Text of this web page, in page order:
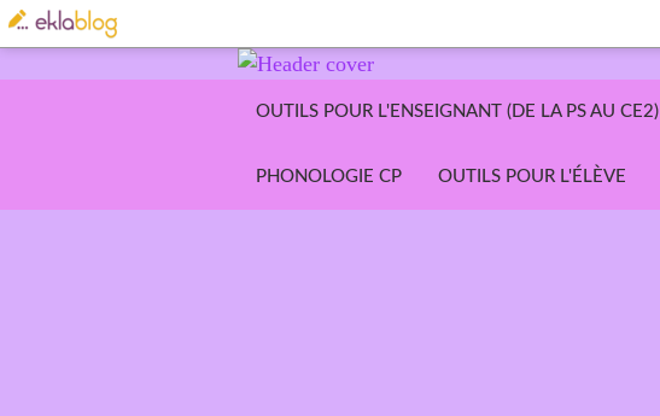
OUTILS POUR L'ENSEIGNANT (DE LA PS AU CE2)
PHONOLOGIE CP OUTILS POUR L'ÉLÈVE